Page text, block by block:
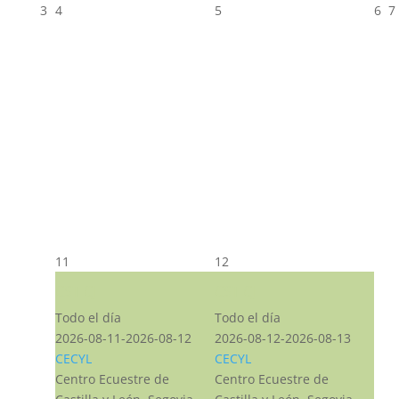
3 4 5 6 7
11
Todo el día
2026-08-11-2026-08-12
CECYL
Centro Ecuestre de
12
Todo el día
2026-08-12-2026-08-13
CECYL
Centro Ecuestre de